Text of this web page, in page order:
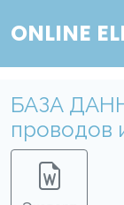
ONLINE
БАЗА
проводов